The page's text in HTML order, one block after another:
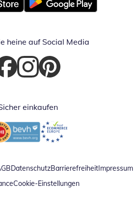
Fenster
Öffnet in neuem Fenster
heine auf Social Media
in neuem Fenster
Öffnet in neuem Fenster
Öffnet in neuem Fenster
einkaufen
in neuem FensterÖffnet in neuem Fenster
DatenschutzBarrierefreiheitImpressum
Cookie-Einstellungen